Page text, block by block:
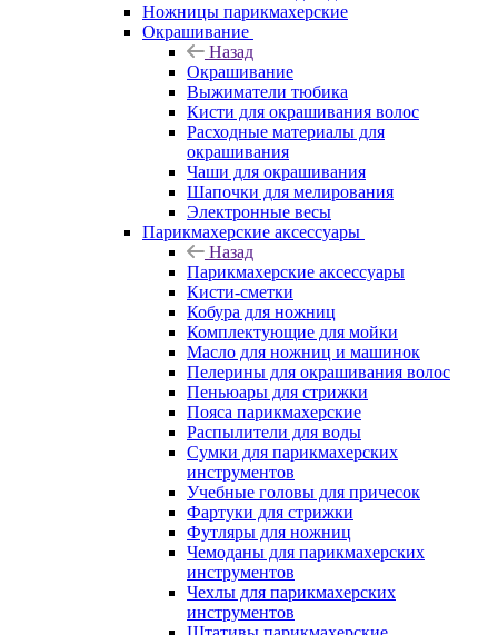
Ножницы парикмахерские
Окрашивание
Назад
Окрашивание
Выжиматели тюбика
Кисти для окрашивания волос
Расходные материалы для
окрашивания
Чаши для окрашивания
Шапочки для мелирования
Электронные весы
Парикмахерские аксессуары
Назад
Парикмахерские аксессуары
Кисти-сметки
Кобура для ножниц
Комплектующие для мойки
Масло для ножниц и машинок
Пелерины для окрашивания волос
Пеньюары для стрижки
Пояса парикмахерские
Распылители для воды
Сумки для парикмахерских
инструментов
Учебные головы для причесок
Фартуки для стрижки
Футляры для ножниц
Чемоданы для парикмахерских
инструментов
Чехлы для парикмахерских
инструментов